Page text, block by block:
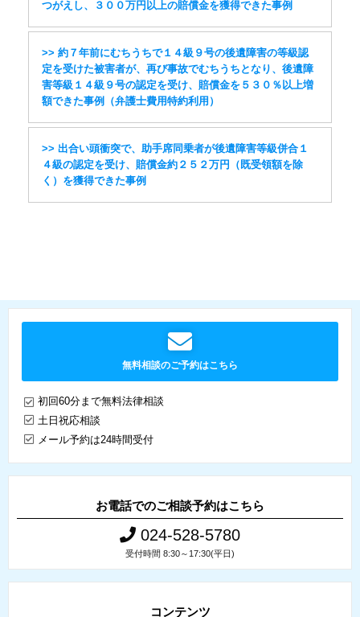
つがえし、３００万円以上の賠償金を獲得できた事例
>> 約７年前にむちうちで１４級９号の後遺障害の等級認
定を受けた被害者が、再び事故でむちうちとなり、後遺障
害等級１４級９号の認定を受け、賠償金を５３０％以上増
額できた事例（弁護士費用特約利用）
>> 出合い頭衝突で、助手席同乗者が後遺障害等級併合１
４級の認定を受け、賠償金約２５２万円（既受領額を除
く）を獲得できた事例
無料相談のご予約はこちら
初回60分まで無料法律相談
土日祝応相談
メール予約は24時間受付
お電話でのご相談予約はこちら
024-528-5780
受付時間 8:30～17:30(平日)
コンテンツ